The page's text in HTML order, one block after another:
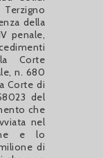
della
penale,
Corte
n. 680
Corte di
del
che
nel
e lo
di